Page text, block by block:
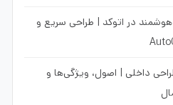
در اتوکد | طراحی سریع و
داخلی | اصول، ویژگی‌ها و